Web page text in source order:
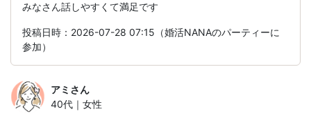
みなさん話しやすくて満足です
投稿日時：2026-07-28 07:15（婚活NANAのパーティーに
参加）
アミ さん
40代｜女性